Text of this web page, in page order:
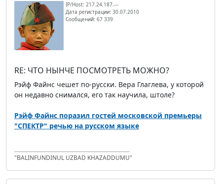
IP/Host: 217.24.187.---
Дата регистрации: 30.07.2010
Сообщений: 67 339
RE: ЧТО НЫНЧЕ ПОСМОТРЕТЬ МОЖНО?
Рэйф Файнс чешет по-русски. Вера Глаглева, у которой
он недавно снимался, его так научила, штоле?
Рэйф Файнс поразил гостей московской премьеры
‪"СПЕКТР"‬ речью на русском языке
"BALINFUNDINUL UZBAD KHAZADDUMU"